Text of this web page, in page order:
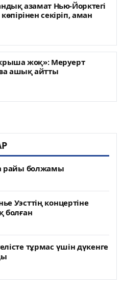
азамат Нью-Йорктегі
секіріп, аман
жоқ»: Меруерт
ашық айтты
райы болжамы
Уэсттің концертіне
болған
тұрмас үшін дүкенге